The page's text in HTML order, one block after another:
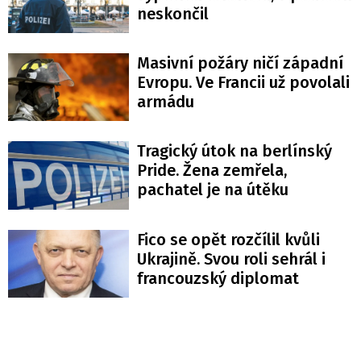
neskončil
Masivní požáry ničí západní
Evropu. Ve Francii už povolali
armádu
Tragický útok na berlínský
Pride. Žena zemřela,
pachatel je na útěku
Fico se opět rozčílil kvůli
Ukrajině. Svou roli sehrál i
francouzský diplomat